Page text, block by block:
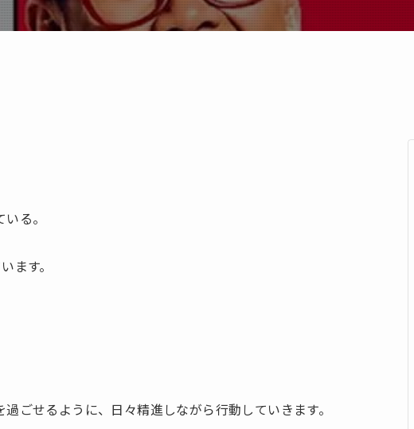
る。
ます。
ごせるように、日々精進しながら行動していきます。